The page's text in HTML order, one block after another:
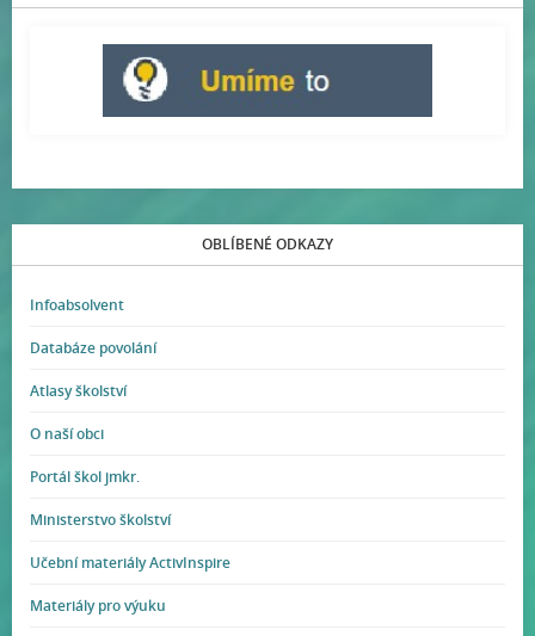
OBLÍBENÉ ODKAZY
Infoabsolvent
Databáze povolání
Atlasy školství
O naší obci
Portál škol jmkr.
Ministerstvo školství
Učební materiály ActivInspire
Materiály pro výuku